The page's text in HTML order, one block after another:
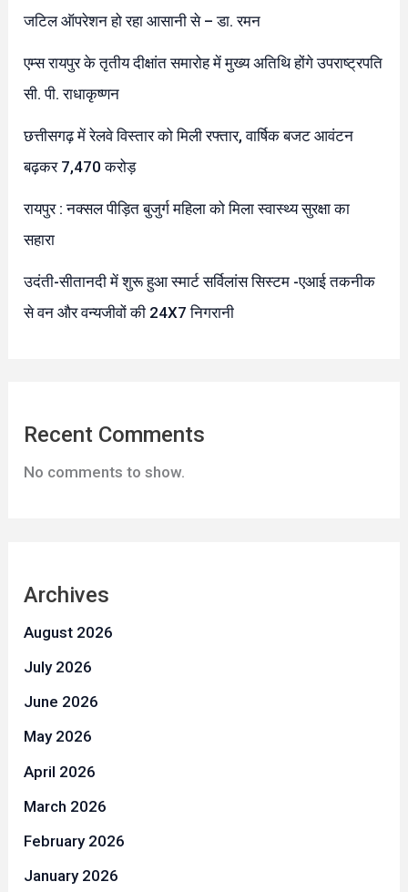
जटिल ऑपरेशन हो रहा आसानी से – डा. रमन
एम्स रायपुर के तृतीय दीक्षांत समारोह में मुख्य अतिथि होंगे उपराष्ट्रपति
सी. पी. राधाकृष्णन
छत्तीसगढ़ में रेलवे विस्तार को मिली रफ्तार, वार्षिक बजट आवंटन
बढ़कर 7,470 करोड़
रायपुर : नक्सल पीड़ित बुजुर्ग महिला को मिला स्वास्थ्य सुरक्षा का
सहारा
उदंती-सीतानदी में शुरू हुआ स्मार्ट सर्विलांस सिस्टम -एआई तकनीक
से वन और वन्यजीवों की 24X7 निगरानी
Recent Comments
No comments to show.
Archives
August 2026
July 2026
June 2026
May 2026
April 2026
March 2026
February 2026
January 2026